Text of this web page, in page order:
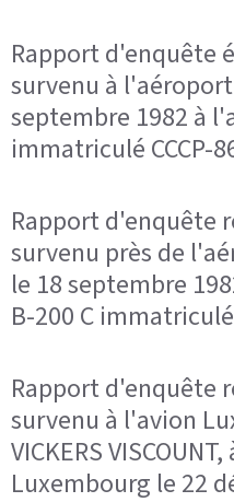
Rapport d'enquête
survenu à
septembre 1982 à
immatriculé CCCP-
Rapport d'enquête
survenu près de
le 18 septembre
B-200 C immatriculé
Rapport d'enquête
survenu à l'avion
VICKERS
Luxembourg le 22